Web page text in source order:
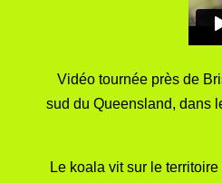
Vidéo tournée près de
sud du Queensland, dans
Le koala vit sur le